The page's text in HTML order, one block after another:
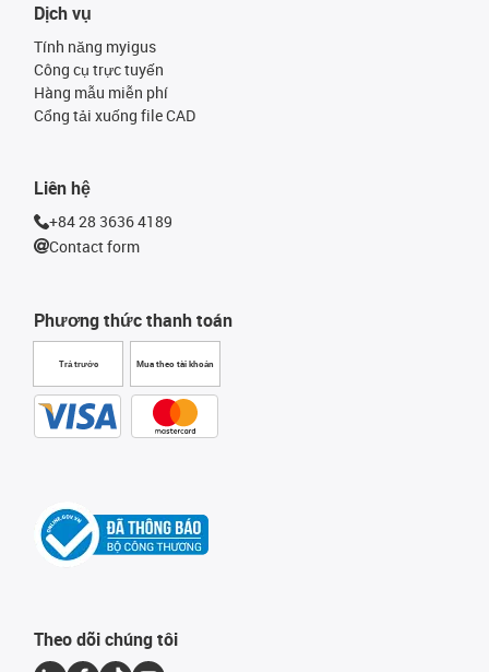
Phương thức thanh toán
Trả trước Mua theo tài khoản
Dịch vụ
Tính năng myigus
Công cụ trực tuyến
Hàng mẫu miễn phí
Cổng tải xuống file CAD
Liên hệ
+84 28 3636 4189
Contact form
Theo dõi chúng tôi